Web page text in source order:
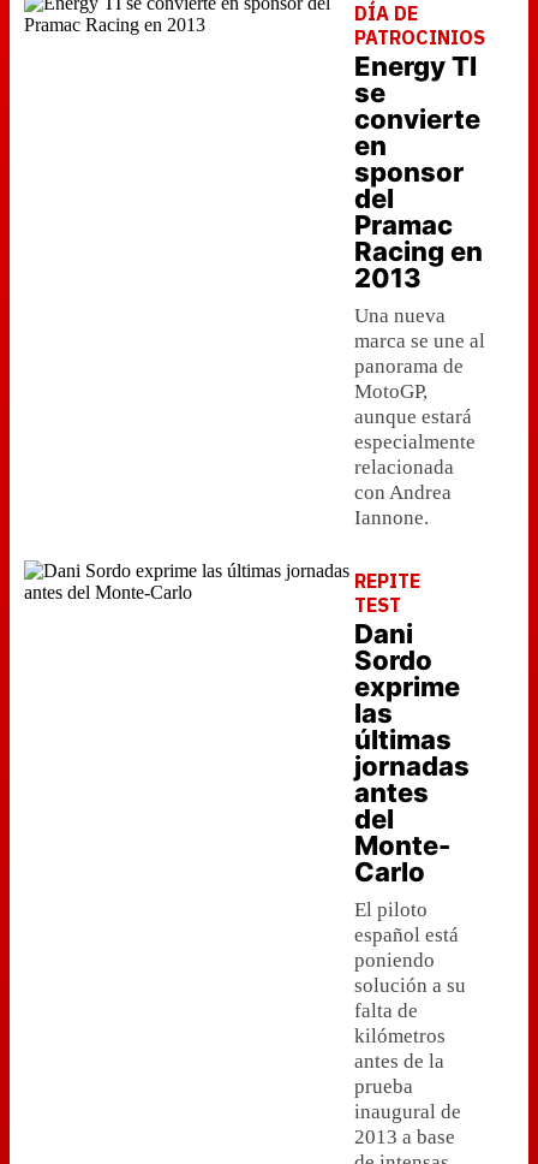
DÍA DE
PATROCINIOS
Energy TI
se
convierte
en
sponsor
del
Pramac
Racing en
2013
Una nueva
marca se une al
panorama de
MotoGP,
aunque estará
especialmente
relacionada
con Andrea
Iannone.
REPITE
TEST
Dani
Sordo
exprime
las
últimas
jornadas
antes
del
Monte-
Carlo
El piloto
español está
poniendo
solución a su
falta de
kilómetros
antes de la
prueba
inaugural de
2013 a base